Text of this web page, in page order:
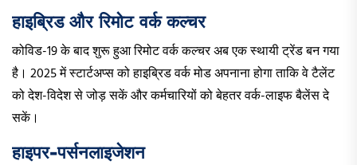
हाइब्रिड और रिमोट वर्क कल्चर
कोविड-19 के बाद शुरू हुआ रिमोट वर्क कल्चर अब एक स्थायी ट्रेंड बन गया
है। 2025 में स्टार्टअप्स को हाइब्रिड वर्क मोड अपनाना होगा ताकि वे टैलेंट
को देश-विदेश से जोड़ सकें और कर्मचारियों को बेहतर वर्क-लाइफ बैलेंस दे
सकें।
हाइपर-पर्सनलाइजेशन